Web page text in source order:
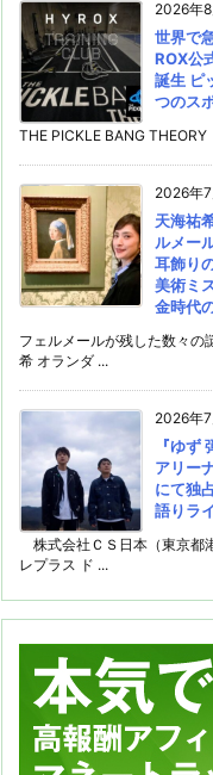
2026年8
世界で
ROX公
誕生 ピ
つのス
THE PICKLE BANG
2026年
天海祐
ルメー
耳飾り
美術ミ
金時代
フェルメールが残した数々の
希 オランダ ...
2026年
『ゆ
アリー
にて独
語りラ
株式会社ＣＳ日本（東京都
レプラス ド ...